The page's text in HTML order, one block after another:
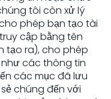
tôi còn xử lý
phép bạn tạo tài
cập bằng tên
tạo ra), cho phép
các thông tin
các mục đã lưu
chúng đến với